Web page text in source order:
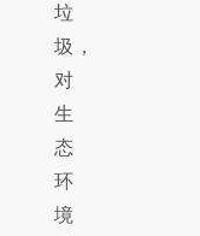
垃
圾，
对
生
态
环
境